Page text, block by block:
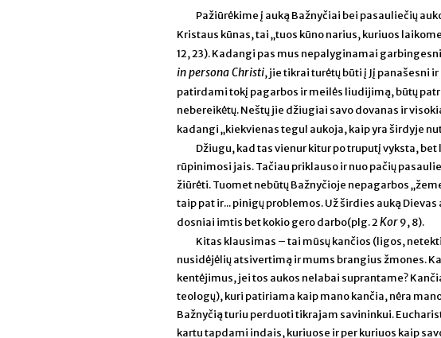
Pažiūrėkime į auką Bažnyčiai bei pasauliečių
Kristaus kūnas, tai „tuos kūno narius, kuriuos
12, 23). Kadangi pas mus nepalyginamai
in persona Christi, jie tikrai turėtų būti į Jį panašesni
patirdami tokį pagarbos ir meilės liudijimą, būtų
nebereikėtų. Neštų jie džiugiai savo dovanas ir
kadangi „kiekvienas tegul aukoja, kaip yra širdyje
Džiugu, kad tas vienur kitur po truputį vyksta,
rūpinimosi jais. Tačiau priklauso ir nuo pačių
žiūrėti. Tuomet nebūtų Bažnyčioje nepagarbos
taip pat ir... pinigų problemos. Už širdies auką
dosniai imtis bet kokio gero darbo(plg. 2Kor9, 8).
Kitas klausimas – tai mūsų kančios (ligos,
nusidėjėlių atsivertimą ir mums brangius žmones.
kentėjimus, jei tos aukos nelabai suprantame?
teologų), kuri patiriama kaip mano kančia, nėra
Bažnyčią turiu perduoti tikrajam savininkui.
kartu tapdami indais, kuriuose ir per kuriuos kaip